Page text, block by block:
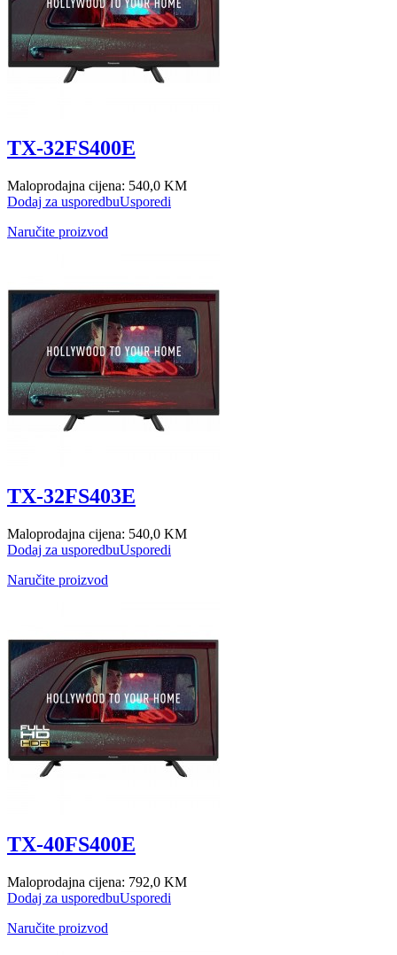
TX-32FS400E
Maloprodajna cijena: 540,0 KM
Dodaj za usporedbuUsporedi
Naručite proizvod
TX-32FS403E
Maloprodajna cijena: 540,0 KM
Dodaj za usporedbuUsporedi
Naručite proizvod
TX-40FS400E
Maloprodajna cijena: 792,0 KM
Dodaj za usporedbuUsporedi
Naručite proizvod